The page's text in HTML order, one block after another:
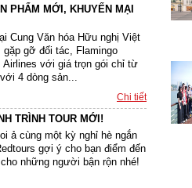
PHẨM MỚI, KHUYẾN MẠI
Cung Văn hóa Hữu nghị Việt
gặp gỡ đối tác, Flamingo
Airlines với giá trọn gói chỉ từ
4 dòng sản...
Chi tiết
TRÌNH TOUR MỚI!
ả cùng một kỳ nghỉ hè ngắn
gợi ý cho bạn điểm đến
những người bận rộn nhé!